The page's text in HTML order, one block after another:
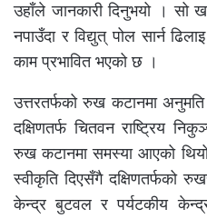
उहाँले जानकारी दिनुभयो । सो
नपाउँदा र विद्युत् पोल सार्न
काम प्रभावित भएको छ ।
उत्तरतर्फको रुख कटानमा
दक्षिणतर्फ चितवन राष्ट्रिय
रुख कटानमा समस्या आएको
स्वीकृति दिएसँगै दक्षिणतर्फको
केन्द्र बुटवल र पर्यटकीय